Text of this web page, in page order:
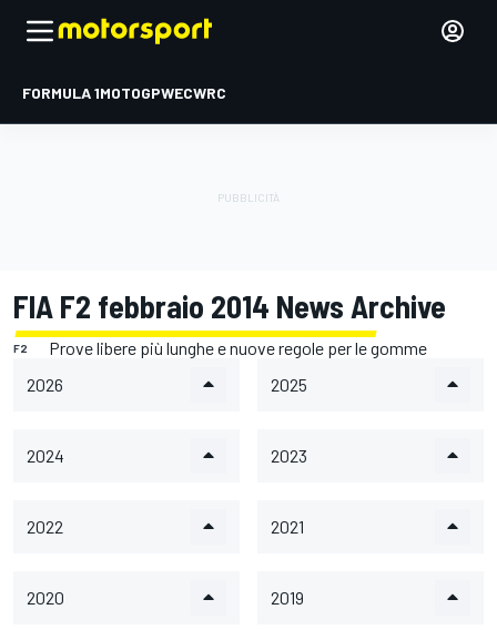
FORMULA 1MOTOGPWECWRC
FIA F2 febbraio 2014 News Archive
F2
Prove libere più lunghe e nuove regole per le gomme
2026
2025
2024 2023
2022 2021
2020 2019